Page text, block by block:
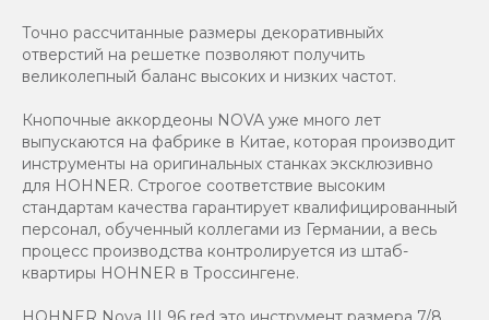
Точно рассчитанные размеры декоративныйх
отверстий на решетке позволяют получить
великолепный баланс высоких и низких частот.
Кнопочные аккордеоны NOVA уже много лет
выпускаются на фабрике в Китае, которая производит
инструменты на оригинальных станках эксклюзивно
для HOHNER. Строгое соответствие высоким
стандартам качества гарантирует квалифицированный
персонал, обученный коллегами из Германии, а весь
процесс производства контролируется из штаб-
квартиры HOHNER в Троссингене.